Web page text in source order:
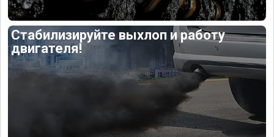
Стабилизируйте выхлоп и работу
двигателя!